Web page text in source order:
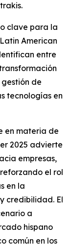
clave para la
American
entre
de
tecnologías en
en materia de
2025 advierte
empresas,
el rol
en la
credibilidad. El
a
hispano
común en los